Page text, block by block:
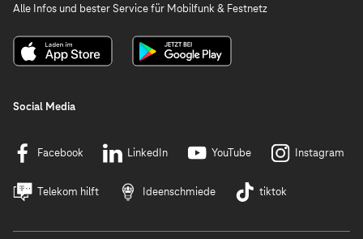
Alle Infos und bester Service für Mobilfunk & Festnetz
Social Media
Facebook LinkedIn YouTube Instagram
Telekom hilft Ideenschmiede tiktok